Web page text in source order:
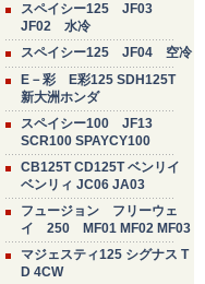
スペイシー125 JF03
JF02 水冷
スペイシー125 JF04 空冷
E－彩 E彩125 SDH125T
新大洲ホンダ
スペイシー100 JF13
SCR100 SPAYCY100
CB125T CD125T ベンリイ
ベンリィ JC06 JA03
フュージョン フリーウェ
イ 250 MF01 MF02 MF03
マジェスティ125 シグナス T
D 4CW